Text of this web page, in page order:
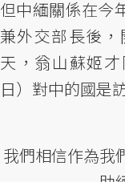
但中緬關係在今
兼外交部長後
天，翁山蘇姬
日）對中的國是
我們相信作為我